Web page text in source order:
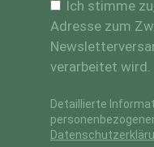
Ich stimme
Adresse zum
verarbeitet wird.
Detaillierte